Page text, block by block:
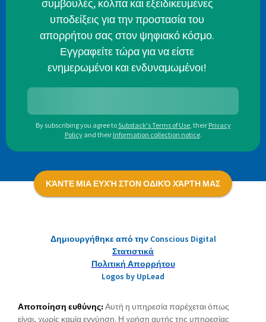
συμβουλές, κόλπα και εξειδικευμένες
υποδείξεις για την προστασία του
απορρήτου σας στον ψηφιακό κόσμο.
Εγγραφείτε τώρα για να είστε
ενημερωμένοι και ενδυναμωμένοι!
By subscribing you agree toSubstack's Terms of Use, their Privacy
Policy and their Information collection notice.
ΚΆΝΤΕ ΜΙΑ ΕΥΧΉ ΣΤΟΝ ΟΔΙΚΌ ΧΆΡΤΗ ΜΑΣ
Δημιουργήθηκε από την Conscious Digital
Στατιστικά
Πολιτική Απορρήτου
Logos by UpLead
Αποποίηση ευθύνης: Αυτή η υπηρεσία παρέχεται όπως
είναι, χωρίς καμία εγγύηση. Η χρήση αυτής της υπηρεσίας